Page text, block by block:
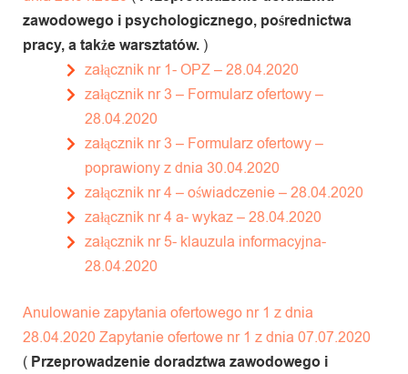
zawodowego i psychologicznego, pośrednictwa
pracy, a także warsztatów. )
załącznik nr 1- OPZ – 28.04.2020
załącznik nr 3 – Formularz ofertowy –
28.04.2020
załącznik nr 3 – Formularz ofertowy –
poprawiony z dnia 30.04.2020
załącznik nr 4 – oświadczenie – 28.04.2020
załącznik nr 4 a- wykaz – 28.04.2020
załącznik nr 5- klauzula informacyjna-
28.04.2020
Anulowanie zapytania ofertowego nr 1 z dnia
28.04.2020 Zapytanie ofertowe nr 1 z dnia 07.07.2020
( Przeprowadzenie doradztwa zawodowego i